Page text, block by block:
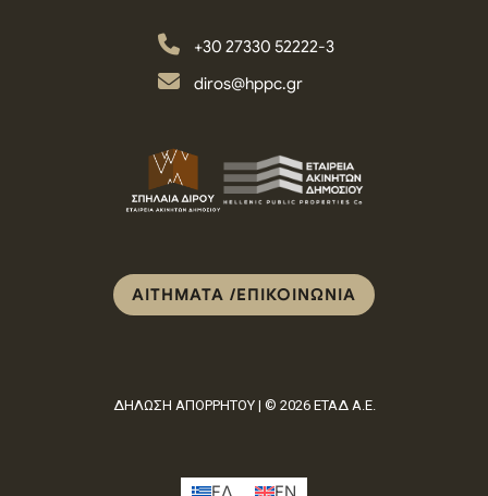
+30 27330 52222-3
diros@hppc.gr
ΑΙΤΗΜΑΤΑ /ΕΠΙΚΟΙΝΩΝΙΑ
ΔΗΛΩΣΗ ΑΠΟΡΡΗΤΟΥ | © 2026 ΕΤΑΔ Α.Ε.